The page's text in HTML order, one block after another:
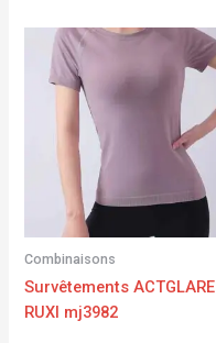
Combinaisons
Survêtements ACTGLARE
RUXI mj3982